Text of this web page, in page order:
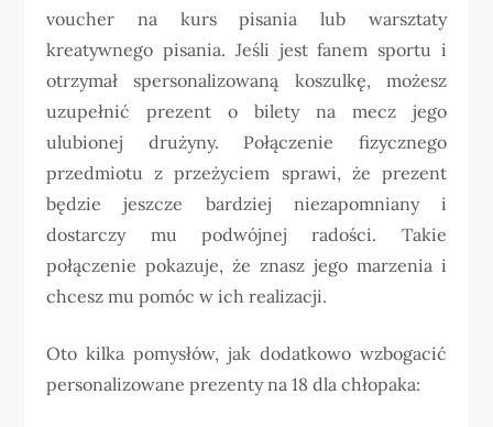
voucher na kurs pisania lub warsztaty
kreatywnego pisania. Jeśli jest fanem sportu i
otrzymał spersonalizowaną koszulkę, możesz
uzupełnić prezent o bilety na mecz jego
ulubionej drużyny. Połączenie fizycznego
przedmiotu z przeżyciem sprawi, że prezent
będzie jeszcze bardziej niezapomniany i
dostarczy mu podwójnej radości. Takie
połączenie pokazuje, że znasz jego marzenia i
chcesz mu pomóc w ich realizacji.
Oto kilka pomysłów, jak dodatkowo wzbogacić
personalizowane prezenty na 18 dla chłopaka: